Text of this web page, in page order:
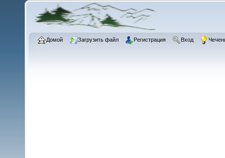
Домой Загрузить файл Регистрация Вход